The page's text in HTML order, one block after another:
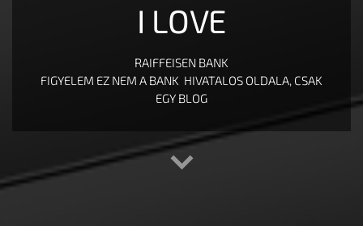
I LOVE
RAIFFEISEN BANK
FIGYELEM EZ NEM A BANK HIVATALOS OLDALA, CSAK
EGY BLOG